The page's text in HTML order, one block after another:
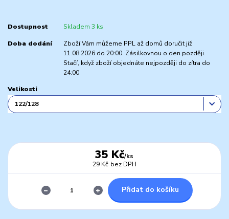
Dostupnost Skladem 3 ks
Doba dodání
Zboží Vám můžeme PPL až domů doručit již
11.08.2026 do 20:00. Zásilkovnou o den později.
Stačí, když zboží objednáte nejpozději do zítra do
24:00
Velikosti
35 Kč/ks
29 Kč bez DPH
Přidat do košíku